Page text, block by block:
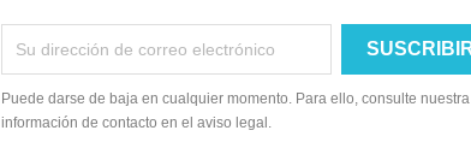
Puede darse de baja en cualquier momento. Para ello, consulte nuestra
información de contacto en el aviso legal.